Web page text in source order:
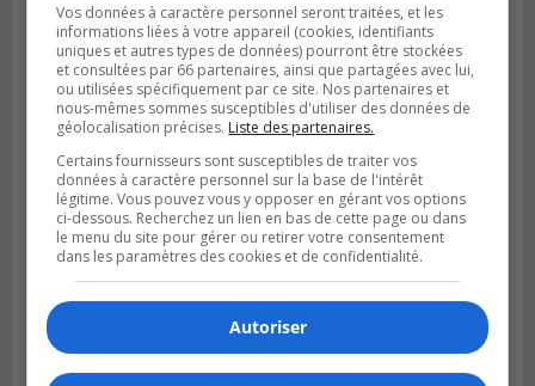
LA PRAIRIE
Publié le 4 août 2026 à 15h50
Le mur du rempart de La Prairie retrouve
sa jeunesse
Vos données à caractère personnel seront traitées, et les
informations liées à votre appareil (cookies, identifiants
uniques et autres types de données) pourront être stockées
et consultées par 66 partenaires, ainsi que partagées avec lui,
ou utilisées spécifiquement par ce site. Nos partenaires et
nous-mêmes sommes susceptibles d'utiliser des données de
géolocalisation précises. Liste des partenaires.
Certains fournisseurs sont susceptibles de traiter vos
données à caractère personnel sur la base de l'intérêt
légitime. Vous pouvez vous y opposer en gérant vos options
ci-dessous. Recherchez un lien en bas de cette page ou dans
le menu du site pour gérer ou retirer votre consentement
dans les paramètres des cookies et de confidentialité.
Autoriser